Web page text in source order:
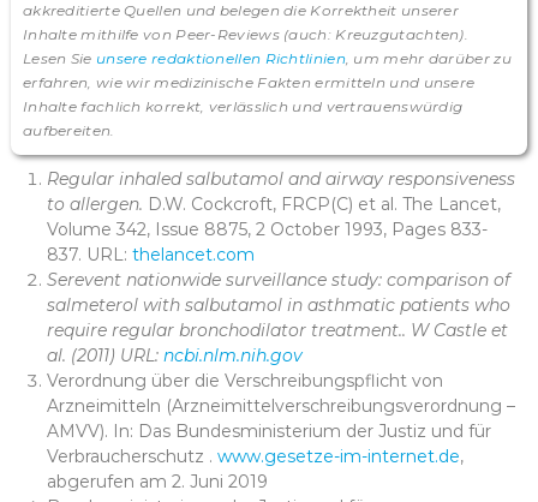
akkreditierte Quellen und belegen die Korrektheit unserer
Inhalte mithilfe von Peer-Reviews (auch: Kreuzgutachten).
Lesen Sie unsere redaktionellen Richtlinien, um mehr darüber zu
erfahren, wie wir medizinische Fakten ermitteln und unsere
Inhalte fachlich korrekt, verlässlich und vertrauenswürdig
aufbereiten.
Regular inhaled salbutamol and airway responsiveness
to allergen. D.W. Cockcroft, FRCP(C) et al. The Lancet,
Volume 342, Issue 8875, 2 October 1993, Pages 833-
837. URL: thelancet.com
Serevent nationwide surveillance study: comparison of
salmeterol with salbutamol in asthmatic patients who
require regular bronchodilator treatment.. W Castle et
al. (2011) URL: ncbi.nlm.nih.gov
Verordnung über die Verschreibungspflicht von
Arzneimitteln (Arzneimittelverschreibungsverordnung –
AMVV). In: Das Bundesministerium der Justiz und für
Verbraucherschutz . www.gesetze-im-internet.de,
abgerufen am 2. Juni 2019